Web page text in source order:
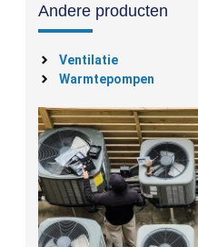
Andere producten
Ventilatie
Warmtepompen